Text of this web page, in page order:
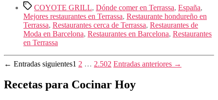
Etiquetas
COYOTE GRILL, Dónde comer en Terrassa, España,
Mejores restaurantes en Terrassa, Restaurante hondureño en
Terrassa, Restaurantes cerca de Terrassa, Restaurantes de
Moda en Barcelona, Restaurantes en Barcelona, Restaurantes
en Terrassa
Paginación
de
entradas
← Entradas siguientes1 2 … 2.502 Entradas anteriores →
Recetas para Cocinar Hoy